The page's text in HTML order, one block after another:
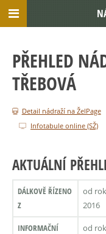
PŘEHLED
TŘEBOVÁ
Detail nádraží na ŽelPage
Infotabule online (SŽ)
AKTUÁLNÍ
DÁLKOVĚ ŘÍZENO
Z
od
2016
INFORMAČNÍ
od